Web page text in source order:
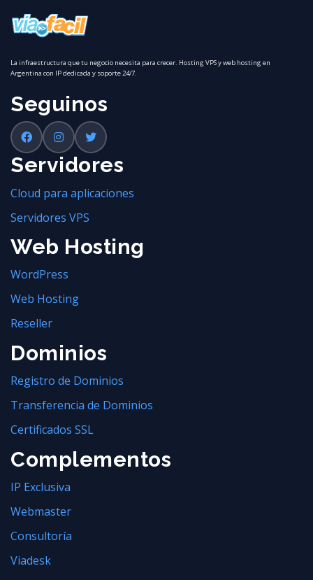
La infraestructura que tu negocio necesita para crecer. Hosting VPS y web hosting en
Argentina con IP dedicada y soporte 24/7.
Seguinos
Servidores
Cloud para aplicaciones
Servidores VPS
Web Hosting
WordPress
Web Hosting
Reseller
Dominios
Registro de Dominios
Transferencia de Dominios
Certificados SSL
Complementos
IP Exclusiva
Webmaster
Consultoría
Viadesk